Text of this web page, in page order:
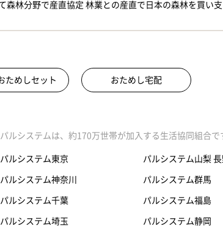
森林分野で産直協定 林業との産直で日本の森林を買い支
ためしセット おためし宅配
パルシステムは、約170万世帯が加入する生活協同組合で
パルシステム東京
パルシステム神奈川
パルシステム千葉
パルシステム埼玉
パルシステム山梨 長
パルシステム群馬
パルシステム福島
パルシステム静岡